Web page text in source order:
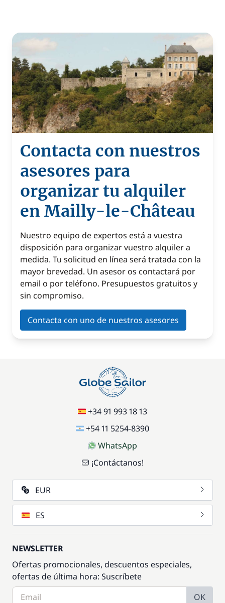
Contacta con nuestros
asesores para
organizar tu alquiler
en Mailly-le-Château
Nuestro equipo de expertos está a vuestra
disposición para organizar vuestro alquiler a
medida. Tu solicitud en línea será tratada con la
mayor brevedad. Un asesor os contactará por
email o por teléfono. Presupuestos gratuitos y
sin compromiso.
Contacta con uno de nuestros asesores
+34 91 993 18 13
+54 11 5254-8390
WhatsApp
¡Contáctanos!
EUR
ES
NEWSLETTER
Ofertas promocionales, descuentos especiales,
ofertas de última hora: Suscríbete
OK